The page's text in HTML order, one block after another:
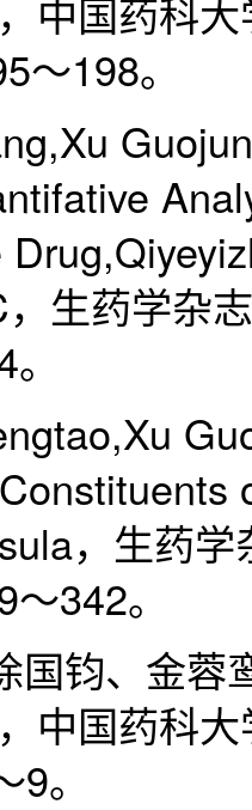
中国药科
～198。
生药学杂
，生药学
342。
国钧、金蓉
中国药科
。